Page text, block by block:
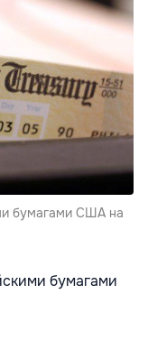
бумагами США на
бумагами